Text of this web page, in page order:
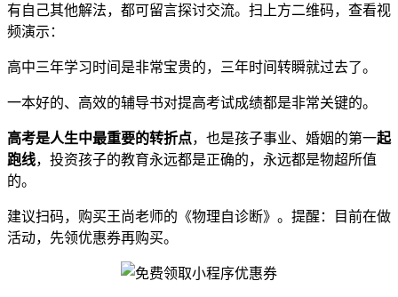
有自己其他解法，都可留言探讨交流。扫上方二维码，查看视
频演示：
高中三年学习时间是非常宝贵的，三年时间转瞬就过去了。
一本好的、高效的辅导书对提高考试成绩都是非常关键的。
高考是人生中最重要的转折点，也是孩子事业、婚姻的第一起
跑线，投资孩子的教育永远都是正确的，永远都是物超所值
的。
建议扫码，购买王尚老师的《物理自诊断》。提醒：目前在做
活动，先领优惠券再购买。